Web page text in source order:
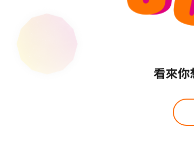
看來